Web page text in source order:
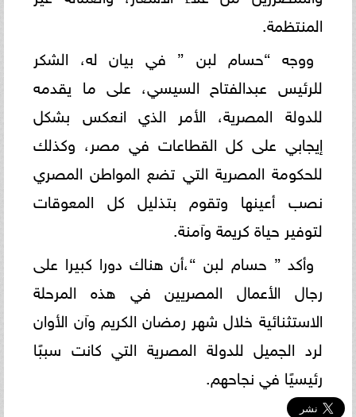
المنتظمة.
ووجه “حسام لبن ” في بيان له، الشكر
للرئيس عبدالفتاح السيسي، على ما يقدمه
للدولة المصرية، الأمر الذي انعكس بشكل
إيجابي على كل القطاعات في مصر، وكذلك
للحكومة المصرية التي تضع المواطن المصري
نصب أعينها وتقوم بتذليل كل المعوقات
لتوفير حياة كريمة وآمنة.
وأكد ” حسام لبن “،أن هناك دورا كبيرا على
رجال الأعمال المصريين في هذه المرحلة
الاستثنائية خلال شهر رمضان الكريم وآن الأوان
لرد الجميل للدولة المصرية التي كانت سببًا
رئيسيًا في نجاحهم.